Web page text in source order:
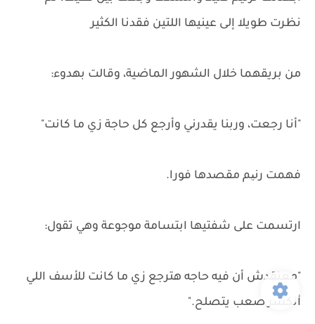
نظرت طويلا إلى عينيها اللتين فقدنا الكثير
من بريقهما خلال الشهور الماضية، وقالت بهدوء:
"أنا رجعت، وربنا يقدرني وأرجع كل حاجة زي ما كانت"
فهمت رنیم مقصدها فورا.
ارتسمت على شفتيها ابتسامة موجوعة وهي تقول:
"معتقدش أن فيه حاجه هترجع زي ما كانت للأسف اللي
أنكسر صعب يتصلح."